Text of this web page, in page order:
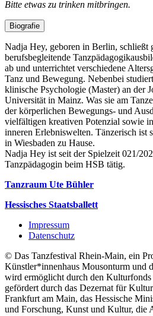
Bitte etwas zu trinken mitbringen.
Biografie
Nadja Hey, geboren in Berlin, schließt
berufsbegleitende
ab und unterrichtet verschiedene
Tanz und Bewegung. Nebenbei
klinische Psychologie (Master) an der
Universität in Mainz. Was sie am
der körperlichen Bewegungs- und
vielfältigen kreativen Potenzial sowie
inneren Erlebniswelten. Tänzerisch ist
in Wiesbaden zu Hause.
Nadja Hey ist seit der Spielzeit 021/
Tanzpädagogin beim HSB tätig.
Tanzraum Ute Bühler
Hessisches Staatsballett
Impressum
Datenschutz
© Das Tanzfestival Rhein-Main, ein
Künstler*innenhaus Mousonturm und
wird ermöglicht durch den
gefördert durch das Dezernat für
Frankfurt am Main, das Hessische
und Forschung, Kunst und Kultur, die